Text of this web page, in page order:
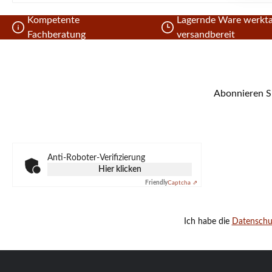
Kompetente
Fachberatung
Lagernde Ware
versandbereit
Abonnieren
Anti-Roboter-Verifizierung
Hier klicken
FriendlyCaptcha ⇗
Ich habe die